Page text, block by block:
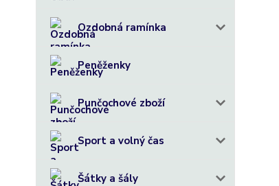
Ozdobná ramínka
Peněženky
Punčochové zboží
Sport a volný čas
Šátky a šály